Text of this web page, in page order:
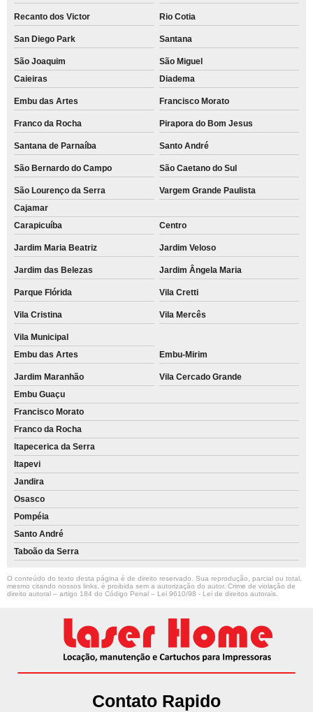
Recanto dos Victor Rio Cotia
San Diego Park Santana
São Joaquim
São Miguel
Caieiras
Diadema
Embu das Artes Francisco Morato
Franco da Rocha Pirapora do Bom Jesus
Santana de Parnaíba Santo André
São Bernardo do Campo São Caetano do Sul
São Lourenço da Serra
Vargem Grande Paulista
Cajamar
Carapicuíba
Centro
Jardim Maria Beatriz Jardim Veloso
Jardim das Belezas Jardim Ângela Maria
Parque Flórida Vila Cretti
Vila Cristina Vila Mercês
Vila Municipal
Embu das Artes
Embu-Mirim
Jardim Maranhão
Vila Cercado Grande
Embu Guaçu
Francisco Morato
Franco da Rocha
Itapecerica da Serra
Itapevi
Jandira
Osasco
Pompéia
Santo André
Taboão da Serra
O conteúdo do texto desta página é de direito reservado. Sua reprodução, parcial ou total,
mesmo citando nossos links, é proibida sem a autorização do autor. Crime de violação de
direito autoral – artigo 184 do Código Penal – Lei 9610/98 - Lei de direitos autorais
Contato Rapido